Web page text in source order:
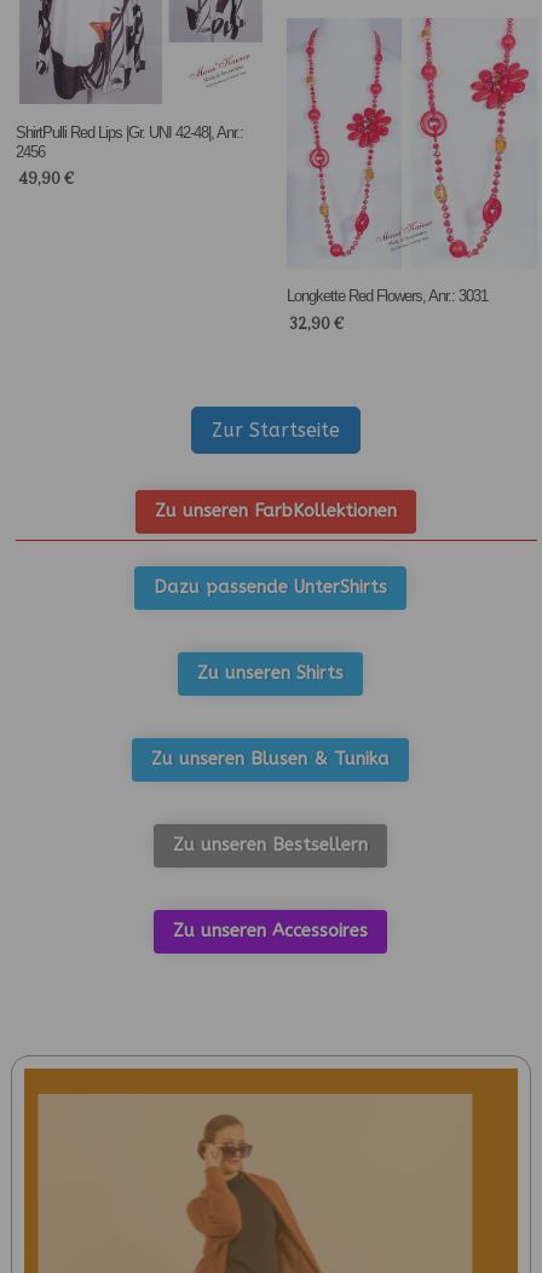
ShirtPulli Red Lips |Gr. UNI 42-48|, Anr.:
2456
49,90€
Longkette Red Flowers, Anr.: 3031
32,90€
Zur Startseite
Zu unseren FarbKollektionen
Dazu passende UnterShirts
Zu unseren Shirts
Zu unseren Blusen & Tunika
Zu unseren Bestsellern
Zu unseren Accessoires